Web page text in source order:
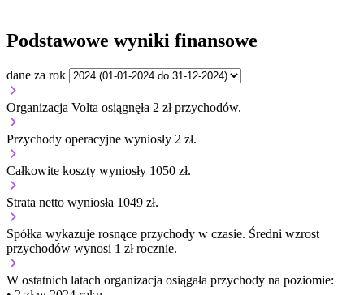
Podstawowe wyniki finansowe
dane za rok
Organizacja Volta osiągnęła 2 zł przychodów.
Przychody operacyjne wyniosły 2 zł.
Całkowite koszty wyniosły 1050 zł.
Strata netto wyniosła 1049 zł.
Spółka wykazuje rosnące przychody w czasie. Średni wzrost
przychodów wynosi 1 zł rocznie.
W ostatnich latach organizacja osiągała przychody na poziomie: